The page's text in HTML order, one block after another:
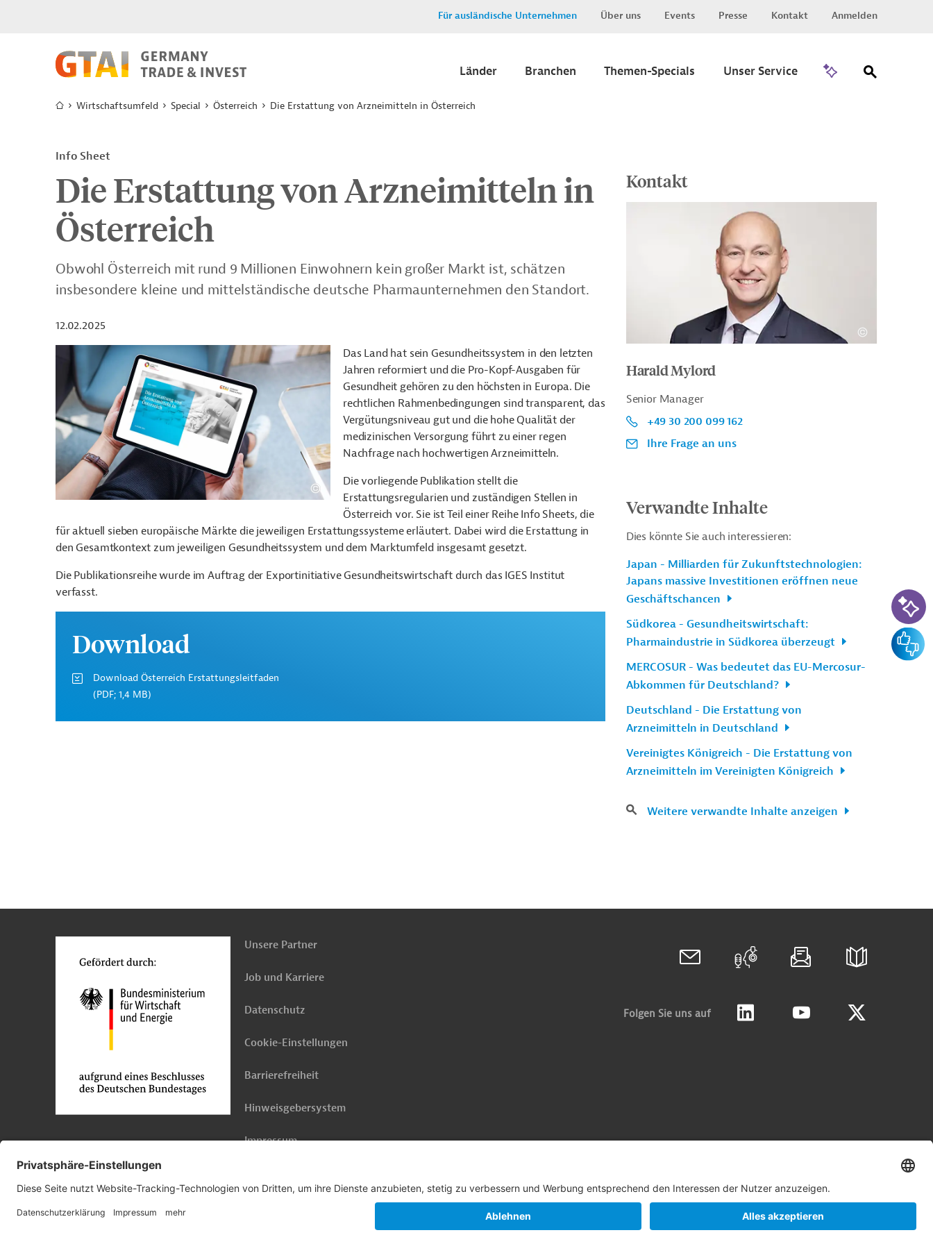
Für ausländische Unternehmen Über uns Events Presse Kontakt Anmelden
Länder Branchen Themen-Specials Unser Service
Wirtschaftsumfeld Special Österreich Die Erstattung von Arzneimitteln in Österreich
Info Sheet
Die Erstattung von Arzneimitteln in
Österreich
Obwohl Österreich mit rund 9 Millionen Einwohnern kein großer Markt ist, schätzen
insbesondere kleine und mittelständische deutsche Pharmaunternehmen den Standort.
12.02.2025
Das Land hat sein Gesundheitssystem in den letzten
Jahren reformiert und die Pro-Kopf-Ausgaben für
Gesundheit gehören zu den höchsten in Europa. Die
rechtlichen Rahmenbedingungen sind transparent, das
Vergütungsniveau gut und die hohe Qualität der
medizinischen Versorgung führt zu einer regen
Nachfrage nach hochwertigen Arzneimitteln.
Die vorliegende Publikation stellt die
Erstattungsregularien und zuständigen Stellen in
Österreich vor. Sie ist Teil einer Reihe Info Sheets, die
für aktuell sieben europäische Märkte die jeweiligen Erstattungssysteme erläutert. Dabei wird die Erstattung in
den Gesamtkontext zum jeweiligen Gesundheitssystem und dem Marktumfeld insgesamt gesetzt.
Die Publikationsreihe wurde im Auftrag der Exportinitiative Gesundheitswirtschaft durch das IGES Institut
verfasst.
Download
Download Österreich Erstattungsleitfaden
(PDF; 1,4 MB)
Kontakt
Harald Mylord
Senior Manager
+49 30 200 099 162
Ihre Frage an uns
Verwandte Inhalte
Dies könnte Sie auch interessieren:
Japan - Milliarden für Zukunftstechnologien:
Japans massive Investitionen eröffnen neue
Geschäftschancen
Südkorea - Gesundheitswirtschaft:
Pharmaindustrie in Südkorea überzeugt
MERCOSUR - Was bedeutet das EU-Mercosur-
Abkommen für Deutschland?
Deutschland - Die Erstattung von
Arzneimitteln in Deutschland
Vereinigtes Königreich - Die Erstattung von
Arzneimitteln im Vereinigten Königreich
Weitere verwandte Inhalte anzeigen
oben
Unsere Partner
Job und Karriere
Datenschutz
Cookie-Einstellungen
Barrierefreiheit
Hinweisgebersystem
Impressum
Folgen Sie uns auf
KI-